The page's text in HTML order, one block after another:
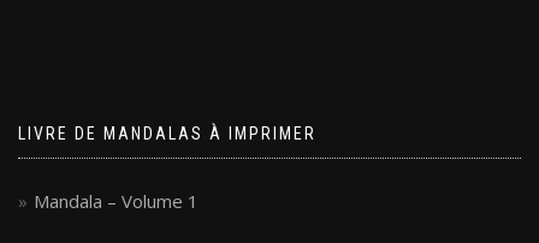
LIVRE DE MANDALAS À IMPRIMER
Mandala – Volume 1